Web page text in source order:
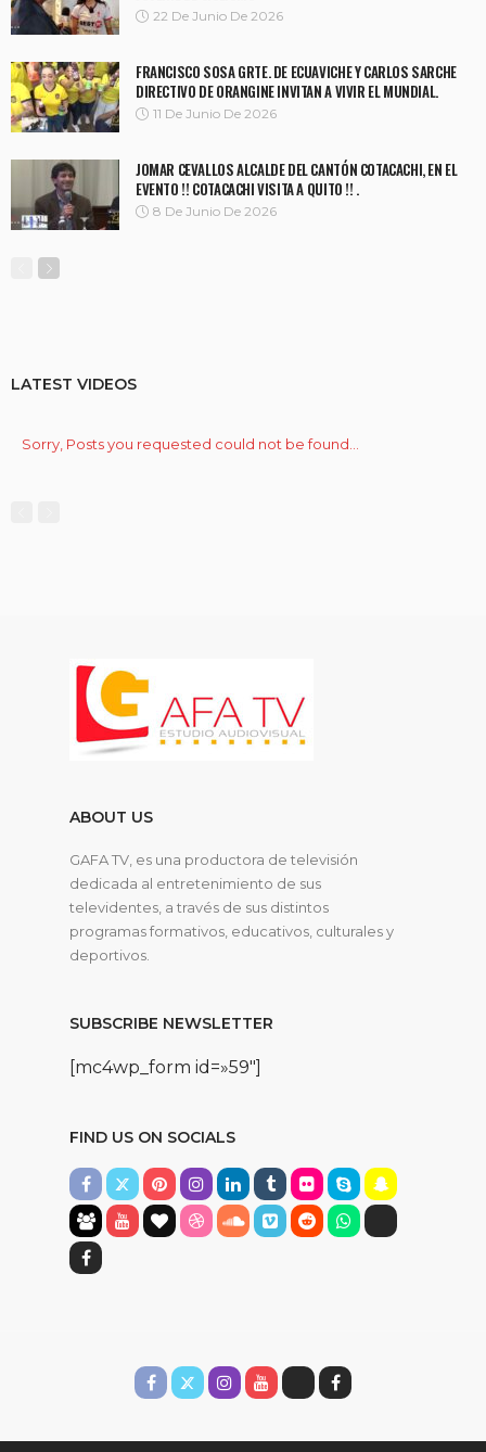
22 De Junio De 2026
FRANCISCO SOSA GRTE. DE ECUAVICHE Y CARLOS SARCHE
DIRECTIVO DE ORANGINE INVITAN A VIVIR EL MUNDIAL.
11 De Junio De 2026
JOMAR CEVALLOS ALCALDE DEL CANTÓN COTACACHI, EN EL
EVENTO !! COTACACHI VISITA A QUITO !! .
8 De Junio De 2026
LATEST VIDEOS
Sorry, Posts you requested could not be found...
ABOUT US
GAFA TV, es una productora de televisión
dedicada al entretenimiento de sus
televidentes, a través de sus distintos
programas formativos, educativos, culturales y
deportivos.
SUBSCRIBE NEWSLETTER
[mc4wp_form id=»59″]
FIND US ON SOCIALS